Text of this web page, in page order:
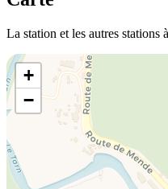
La station et les autres stations
+
−